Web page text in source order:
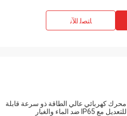
ﺎﺘﺼﻟ ﺍﻶﻧ
محرك كهربائي عالي الطاقة ذو سرعة قابلة
للتعديل مع IP65 ضد الماء والغبار